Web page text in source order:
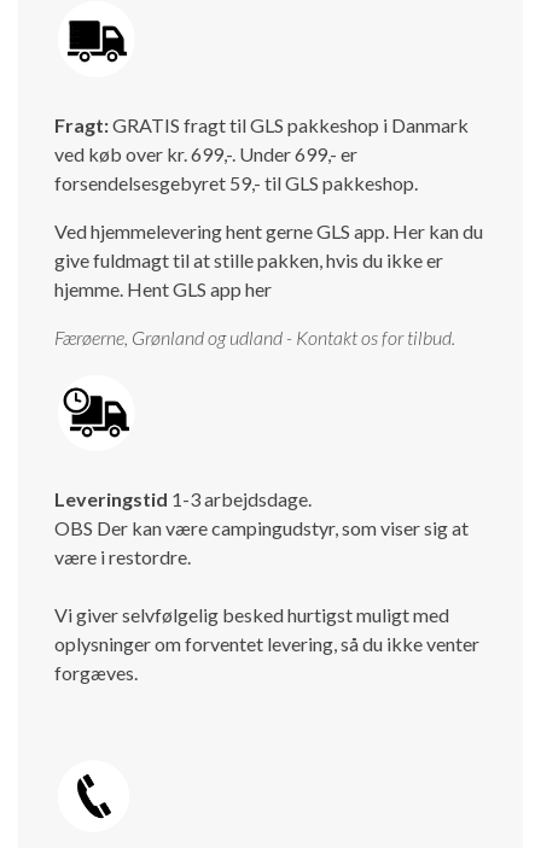
Isabella Opstillingsvejledninger
Persondata
GPDR - KG Camping Kundeklub
Fragt:GRATIS fragt til GLS pakkeshop i Danmark
ved køb over kr. 699,-. Under 699,- er
forsendelsesgebyret 59,- til GLS pakkeshop.
Ved hjemmelevering hent gerne GLS app. Her kan du
give fuldmagt til at stille pakken, hvis du ikke er
hjemme. Hent GLS app her
Færøerne, Grønland og udland - Kontakt os for tilbud.
Leveringstid 1-3 arbejdsdage.
OBS Der kan være campingudstyr, som viser sig at
være i restordre.
Vi giver selvfølgelig besked hurtigst muligt med
oplysninger om forventet levering, så du ikke venter
forgæves.